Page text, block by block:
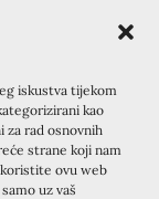
iskustva tijekom
kao
za rad osnovnih
strane koji nam
koristite ovu web
uz vaš
SLIJEDEĆA OBJAVA